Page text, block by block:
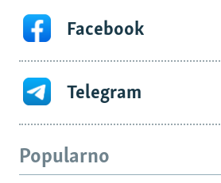
Facebook
Telegram
Popularno